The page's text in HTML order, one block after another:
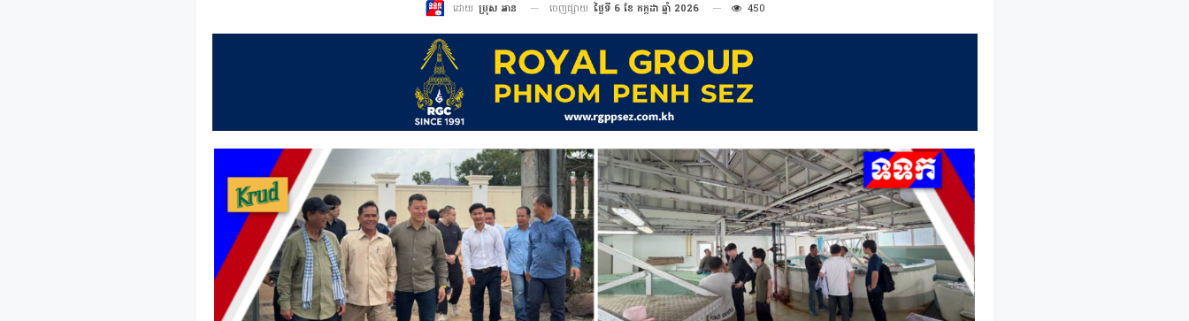
ដោយ ប្រុស អាន ចេញផ្សាយ ថ្ងៃទី 6 ខែ កក្កដា ឆ្នាំ 2026 450